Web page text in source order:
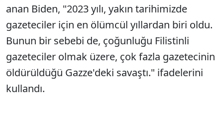
anan Biden, "2023 yılı, yakın tarihimizde
gazeteciler için en ölümcül yıllardan biri oldu.
Bunun bir sebebi de, çoğunluğu Filistinli
gazeteciler olmak üzere, çok fazla gazetecinin
öldürüldüğü Gazze'deki savaştı." ifadelerini
kullandı.